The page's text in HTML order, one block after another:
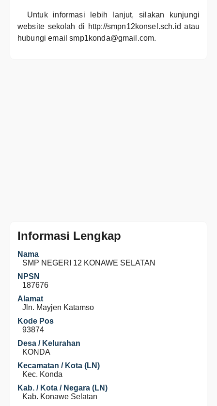
Untuk informasi lebih lanjut, silakan kunjungi
website sekolah di http://smpn12konsel.sch.id atau
hubungi email smp1konda@gmail.com.
Informasi Lengkap
Nama
SMP NEGERI 12 KONAWE SELATAN
NPSN
187676
Alamat
Jln. Mayjen Katamso
Kode Pos
93874
Desa / Kelurahan
KONDA
Kecamatan / Kota (LN)
Kec. Konda
Kab. / Kota / Negara (LN)
Kab. Konawe Selatan